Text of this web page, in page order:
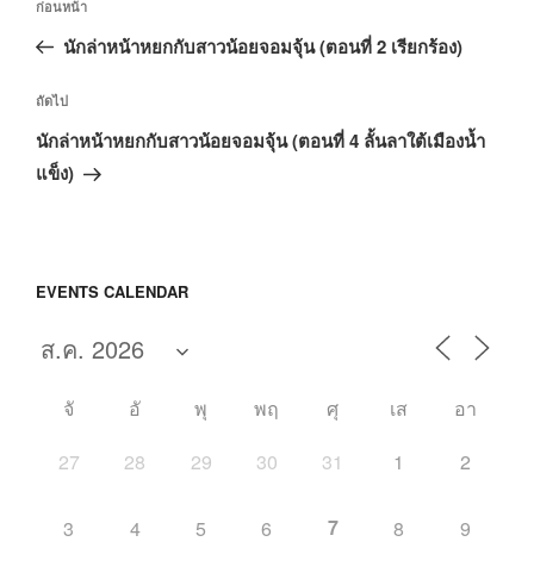
เรื่อง
เรื่อง
ก่อน
ก่อนหน้า
นักล่าหน้าหยกกับสาวน้อยจอมจุ้น (ตอนที่ 2 เรียกร้อง)
เรื่อง
ถัด
ไป
ถัดไป
นักล่าหน้าหยกกับสาวน้อยจอมจุ้น (ตอนที่ 4 ลั้นลาใต้เมืองน้ำ
แข็ง)
EVENTS CALENDAR
จั อั พุ พฤ ศุ เส
อา
27
28 29 30 31 1 2
3 4 5 6 7 8 9